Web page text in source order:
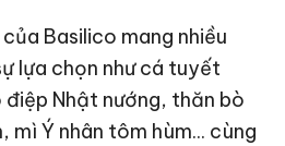
Basilico mang nhiều
lựa chọn như cá tuyết
Nhật nướng, thăn bò
mì Ý nhân tôm hùm... cùng